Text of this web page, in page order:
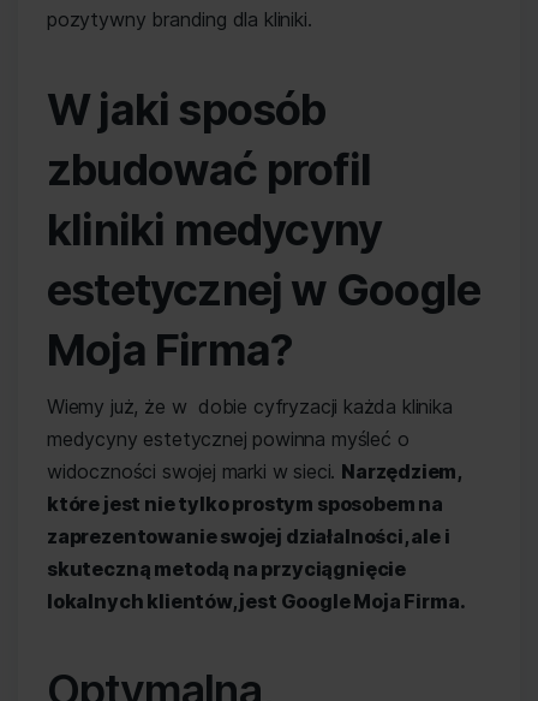
pozytywny branding dla kliniki.
W jaki sposób
zbudować profil
kliniki medycyny
estetycznej w Google
Moja Firma?
Wiemy już, że w dobie cyfryzacji każda klinika
medycyny estetycznej powinna myśleć o
widoczności swojej marki w sieci. Narzędziem,
które jest nie tylko prostym sposobem na
zaprezentowanie swojej działalności, ale i
skuteczną metodą na przyciągnięcie
lokalnych klientów, jest Google Moja Firma.
Optymalna,